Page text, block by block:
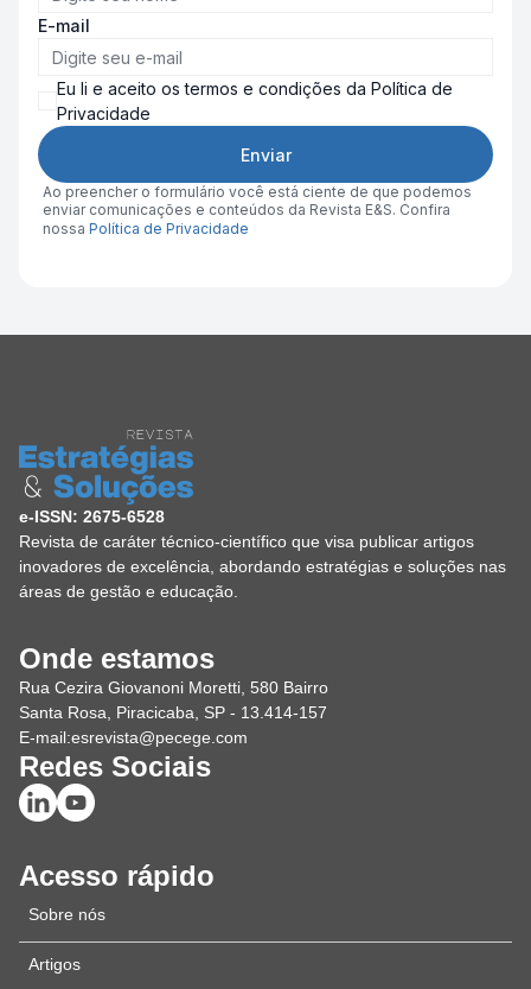
E-mail
Eu li e aceito os termos e condições da Política de
Privacidade
Enviar
Ao preencher o formulário você está ciente de que podemos
enviar comunicações e conteúdos da Revista E&S. Confira
nossa Política de Privacidade
e-ISSN: 2675-6528
Revista de caráter técnico-científico que visa publicar artigos
inovadores de excelência, abordando estratégias e soluções nas
áreas de gestão e educação.
Onde estamos
Rua Cezira Giovanoni Moretti, 580 Bairro
Santa Rosa, Piracicaba, SP - 13.414-157
E-mail:esrevista@pecege.com
Redes Sociais
Acesso rápido
Sobre nós
Artigos